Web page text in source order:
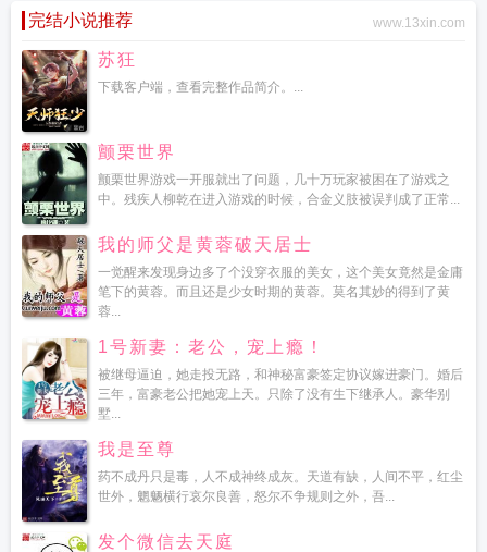
完结小说推荐 www.13xin.com
苏狂
下载客户端，查看完整作品简介。...
颤栗世界
颤栗世界游戏一开服就出了问题，几十万玩家被困在了游戏之
中。残疾人柳乾在进入游戏的时候，合金义肢被误判成了正常...
我的师父是黄蓉破天居士
一觉醒来发现身边多了个没穿衣服的美女，这个美女竟然是金庸
笔下的黄蓉。而且还是少女时期的黄蓉。莫名其妙的得到了黄
蓉...
1号新妻：老公，宠上瘾！
被继母逼迫，她走投无路，和神秘富豪签定协议嫁进豪门。婚后
三年，富豪老公把她宠上天。只除了没有生下继承人。豪华别
墅...
我是至尊
药不成丹只是毒，人不成神终成灰。天道有缺，人间不平，红尘
世外，魍魉横行哀尔良善，怒尔不争规则之外，吾...
发个微信去天庭